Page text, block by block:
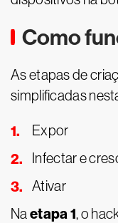
Como
As etapas de
simplificadas
Expor
Infectar e
Ativar
Na etapa 1, o